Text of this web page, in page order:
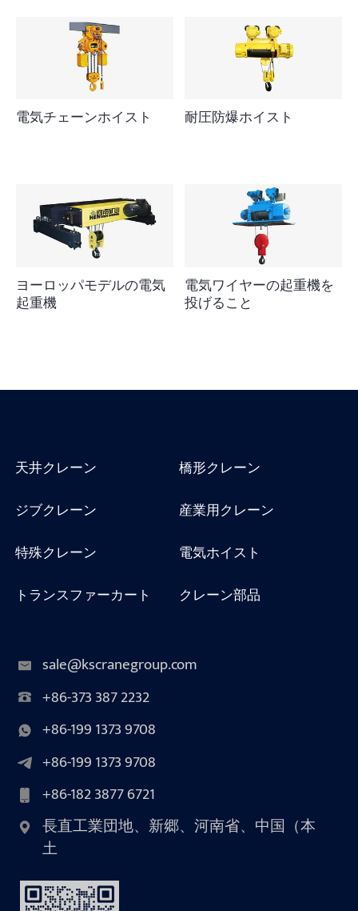
電気チェーンホイスト 耐圧防爆ホイスト
ヨーロッパモデルの電気
起重機
電気ワイヤーの起重機を
投げること
天井クレーン
橋形クレーン
ジブクレーン
産業用クレーン
特殊クレーン
電気ホイスト
トランスファーカート
クレーン部品
sale@kscranegroup.com
+86-373 387 2232
+86-199 1373 9708
+86-199 1373 9708
+86-182 3877 6721
長直工業団地、新郷、河南省、中国（本
土